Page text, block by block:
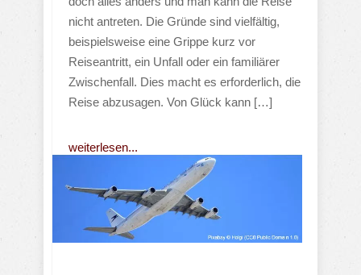
nicht antreten. Die Gründe sind vielfältig,
beispielsweise eine Grippe kurz vor
Reiseantritt, ein Unfall oder ein familiärer
Zwischenfall. Dies macht es erforderlich, die
Reise abzusagen. Von Glück kann […]
weiterlesen...